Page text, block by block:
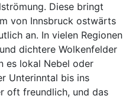
Diese bringt
von Innsbruck ostwärts
an. In vielen Regionen
dichtere Wolkenfelder
es lokal Nebel oder
Unterinntal bis ins
oft freundlich, und das